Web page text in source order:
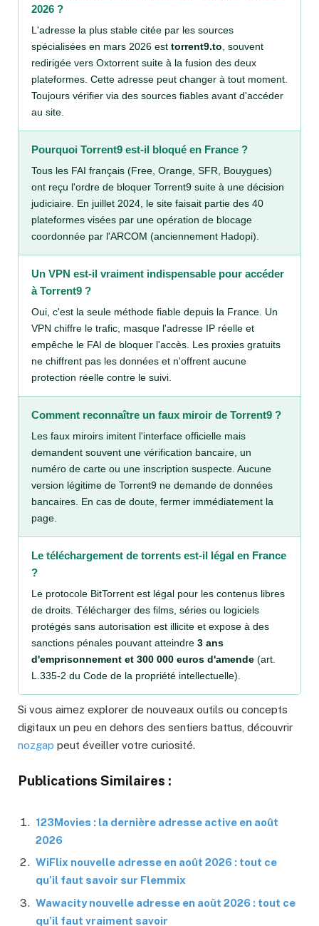
2026 ?
L'adresse la plus stable citée par les sources
spécialisées en mars 2026 est torrent9.to , souvent
redirigée vers Oxtorrent suite à la fusion des deux
plateformes. Cette adresse peut changer à tout moment.
Toujours vérifier via des sources fiables avant d'accéder
au site.
Pourquoi Torrent9 est-il bloqué en France ?
Tous les FAI français (Free, Orange, SFR, Bouygues)
ont reçu l'ordre de bloquer Torrent9 suite à une décision
judiciaire. En juillet 2024, le site faisait partie des 40
plateformes visées par une opération de blocage
coordonnée par l'ARCOM (anciennement Hadopi).
Un VPN est-il vraiment indispensable pour accéder
à Torrent9 ?
Oui, c'est la seule méthode fiable depuis la France. Un
VPN chiffre le trafic, masque l'adresse IP réelle et
empêche le FAI de bloquer l'accès. Les proxies gratuits
ne chiffrent pas les données et n'offrent aucune
protection réelle contre le suivi.
Comment reconnaître un faux miroir de Torrent9 ?
Les faux miroirs imitent l'interface officielle mais
demandent souvent une vérification bancaire, un
numéro de carte ou une inscription suspecte. Aucune
version légitime de Torrent9 ne demande de données
bancaires. En cas de doute, fermer immédiatement la
page.
Le téléchargement de torrents est-il légal en France
?
Le protocole BitTorrent est légal pour les contenus libres
de droits. Télécharger des films, séries ou logiciels
protégés sans autorisation est illicite et expose à des
sanctions pénales pouvant atteindre 3 ans
d'emprisonnement et 300 000 euros d'amende (art.
L.335-2 du Code de la propriété intellectuelle).
Si vous aimez explorer de nouveaux outils ou concepts
digitaux un peu en dehors des sentiers battus, découvrir
nozgap peut éveiller votre curiosité.
Publications Similaires :
123Movies : la dernière adresse active en août
2026
WiFlix nouvelle adresse en août 2026 : tout ce
qu’il faut savoir sur Flemmix
Wawacity nouvelle adresse en août 2026 : tout ce
qu’il faut vraiment savoir